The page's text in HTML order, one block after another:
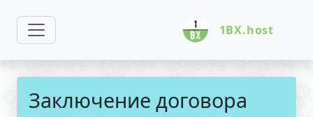
1BX.host
Заключение договора